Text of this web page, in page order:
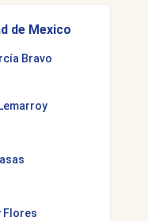
de Mexico
Bravo
Flores